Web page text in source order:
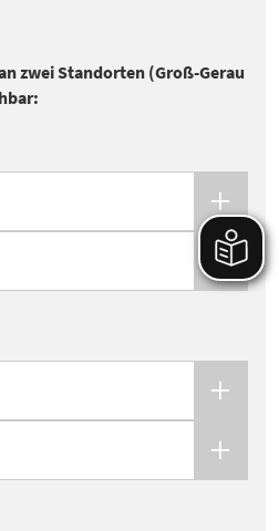
zwei Standorten (Groß-Gerau